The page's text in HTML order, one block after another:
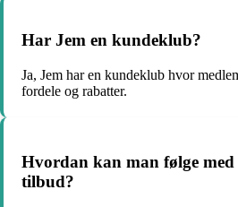
Har Jem en kundeklub?
Ja, Jem har en kundeklub hvor
fordele og rabatter.
Hvordan kan man følge med
tilbud?